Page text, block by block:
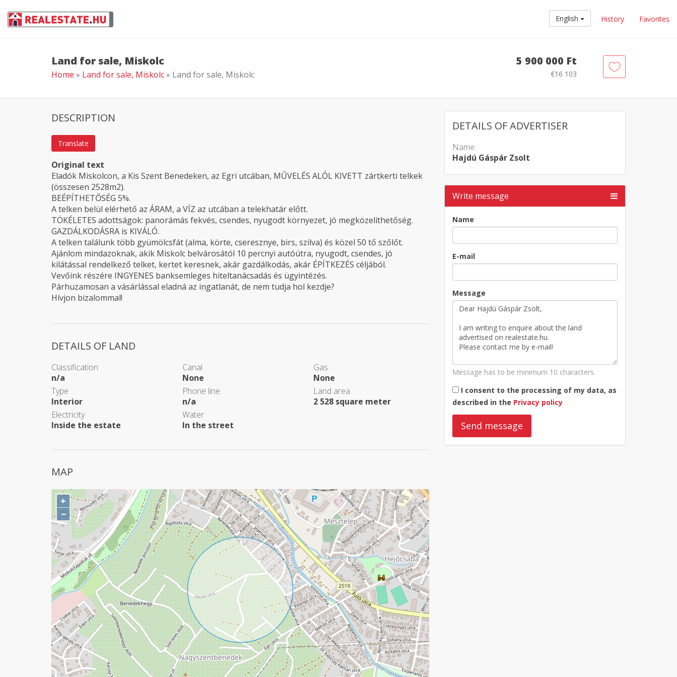
English History Favorites
Land for sale, Miskolc
Home » Land for sale, Miskolc» Land for sale, Miskolc
5 900 000 Ft
€16 103
DETAILS OF ADVERTISER
Name:
Hajdú Gáspár Zsolt
Write message
Name
E-mail
Message
Message has to be minimum 10 characters.
I consent to the processing of my data, as
described in the Privacy policy
Send message
DESCRIPTION
Translate
Original text
Eladók Miskolcon, a Kis Szent Benedeken, az Egri utcában, MŰVELÉS ALÓL KIVETT zártkerti telkek
(összesen 2528m2).
BEÉPÍTHETŐSÉG 5%.
A telken belül elérhető az ÁRAM, a VÍZ az utcában a telekhatár előtt.
TÖKÉLETES adottságok: panorámás fekvés, csendes, nyugodt környezet, jó megközelíthetőség.
GAZDÁLKODÁSRA is KIVÁLÓ.
A telken találunk több gyümölcsfát (alma, körte, cseresznye, birs, szilva) és közel 50 tő szőlőt.
Ajánlom mindazoknak, akik Miskolc belvárosától 10 percnyi autóútra, nyugodt, csendes, jó
kilátással rendelkező telket, kertet keresnek, akár gazdálkodás, akár ÉPÍTKEZÉS céljából.
Vevőink részére INGYENES banksemleges hiteltanácsadás és ügyintézés.
Párhuzamosan a vásárlással eladná az ingatlanát, de nem tudja hol kezdje?
Hívjon bizalommal!
DETAILS OF LAND
Classification
n/a
Canal
None
Gas
None
Type
Interior
Phone line
n/a
Land area
2 528 square meter
Electricity
Inside the estate
Water
In the street
MAP
+
−